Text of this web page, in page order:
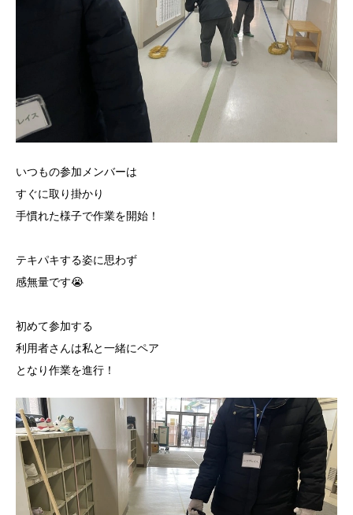
いつもの参加メンバーは
すぐに取り掛かり
手慣れた様子で作業を開始！
テキパキする姿に思わず
感無量です😭
初めて参加する
利用者さんは私と一緒にペア
となり作業を進行！